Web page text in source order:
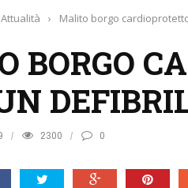
Attualità › Malito borgo cardioprotetto
BORGO
2300 0